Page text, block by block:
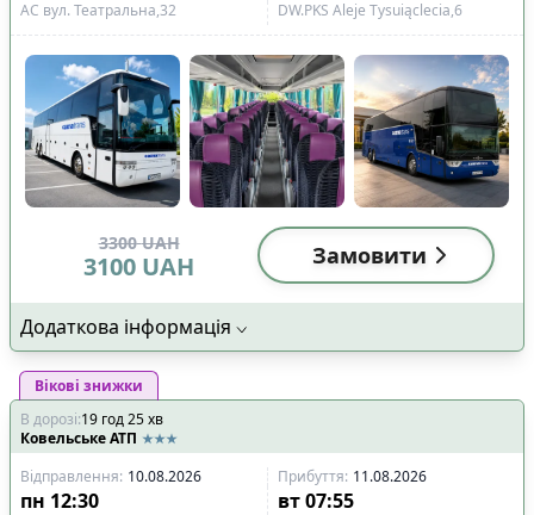
АС вул. Театральна,32 DW.PKS Aleje Tysuiąclecia,6
3300 UAH
3100 UAH Замовити
Додаткова інформація
Вікові знижки
В дорозі:19 год25хв
Ковельське АТП
Відправлення: 10.08.2026 Прибуття: 11.08.2026
пн 12:30 вт 07:55